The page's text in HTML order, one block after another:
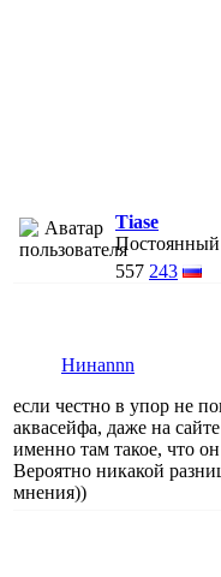
Tiase
Постоянный
557 243
Нинаnnn
если честно в упор не
аквасейфа, даже на
именно там такое, что
Вероятно никакой
мнения))